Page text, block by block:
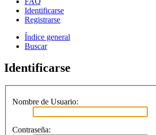
Identificarse
Registrarse
Índice general
Buscar
Identificarse
Nombre de Usuario:
Contraseña: